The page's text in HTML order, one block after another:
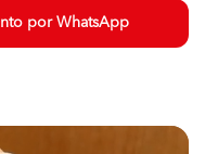
por WhatsApp